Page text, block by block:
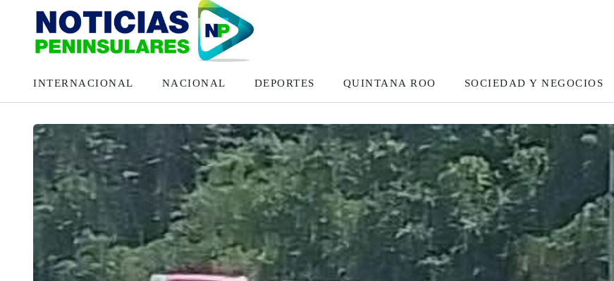
INTERNACIONAL NACIONAL DEPORTES QUINTANA ROO SOCIEDAD Y NEGOCIOS